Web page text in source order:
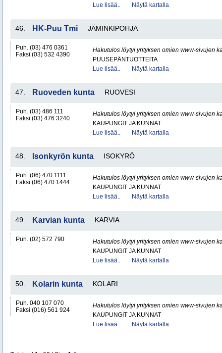
Lue lisää..
Näytä kartalla
46. HK-Puu Tmi JÄMINKIPOHJA
Puh. (03) 476 0361
Faksi (03) 532 4390
Hakutulos löytyi yrityksen omien www-sivujen
PUUSEPÄNTUOTTEITA
Lue lisää..
Näytä kartalla
47. Ruoveden kunta RUOVESI
Puh. (03) 486 111
Faksi (03) 476 3240
Hakutulos löytyi yrityksen omien www-sivujen
KAUPUNGIT JA KUNNAT
Lue lisää..
Näytä kartalla
48. Isonkyrön kunta ISOKYRÖ
Puh. (06) 470 1111
Faksi (06) 470 1444
Hakutulos löytyi yrityksen omien www-sivujen
KAUPUNGIT JA KUNNAT
Lue lisää..
Näytä kartalla
49. Karvian kunta KARVIA
Puh. (02) 572 790
Hakutulos löytyi yrityksen omien www-sivujen
KAUPUNGIT JA KUNNAT
Lue lisää..
Näytä kartalla
50. Kolarin kunta KOLARI
Puh. 040 107 070
Faksi (016) 561 924
Hakutulos löytyi yrityksen omien www-sivujen
KAUPUNGIT JA KUNNAT
Lue lisää..
Näytä kartalla